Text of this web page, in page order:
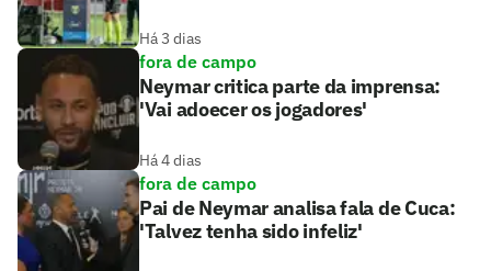
Há 3 dias
fora de campo
Neymar critica parte da imprensa:
'Vai adoecer os jogadores'
Há 4 dias
fora de campo
Pai de Neymar analisa fala de Cuca:
'Talvez tenha sido infeliz'